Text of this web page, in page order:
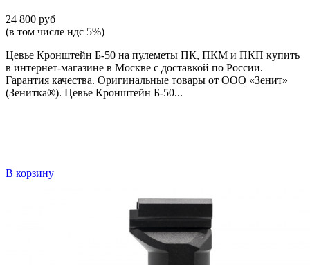
24 800 руб
(в том числе ндс 5%)
Цевье Кронштейн Б-50 на пулеметы ПК, ПКМ и ПКП купить
в интернет-магазине в Москве с доставкой по России.
Гарантия качества. Оригинальные товары от ООО «Зенит»
(Зенитка®). Цевье Кронштейн Б-50...
В корзину